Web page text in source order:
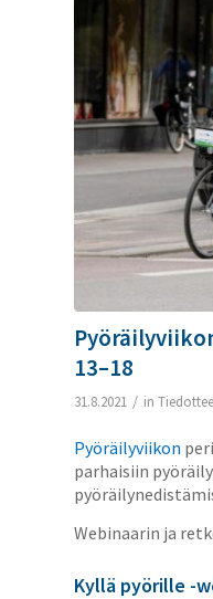
13–18
31.8.2021 / in
Pyöräilyviikon
parhaisiin
Webinaarin ja
Kyllä pyörille -